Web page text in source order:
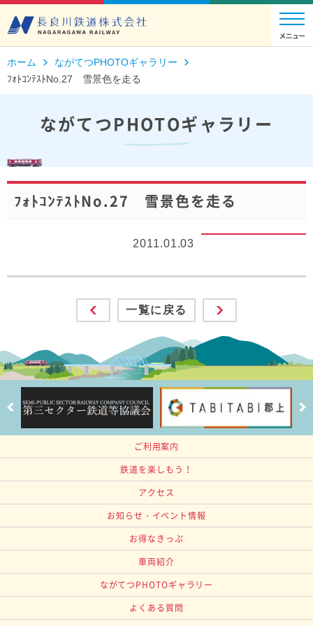
ホーム
ながてつPHOTOギャラリー
ﾌｫﾄｺﾝﾃｽﾄNo.27 雪景色を走る
ながてつPHOTOギャラリー
ﾌｫﾄｺﾝﾃｽﾄNo.27 雪景色を走る
2011.01.03
一覧に戻る
ご利用案内
鉄道を楽しもう！
アクセス
お知らせ・イベント情報
お得なきっぷ
車両紹介
ながてつPHOTOギャラリー
よくある質問